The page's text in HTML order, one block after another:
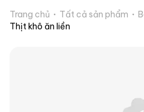
Trang chủ Tất cả sản phẩm
Thịt khô ăn liền